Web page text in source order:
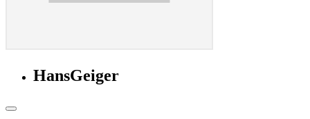
HansGeiger